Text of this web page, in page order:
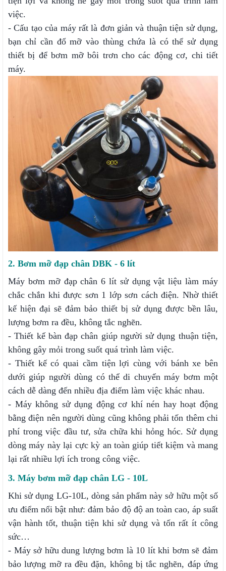
việc.
- Cấu tạo của máy rất là đơn giản và thuận tiện sử dụng,
bạn chỉ cần đổ mỡ vào thùng chứa là có thể sử dụng
thiết bị để bơm mỡ bôi trơn cho các động cơ, chi tiết
máy.
2. Bơm mỡ đạp chân DBK - 6 lít
Máy bơm mỡ đạp chân 6 lít sử dụng vật liệu làm máy
chắc chắn khi được sơn 1 lớp sơn cách điện. Nhờ thiết
kế hiện đại sẽ đảm bảo thiết bị sử dụng được bền lâu,
lượng bơm ra đều, không tắc nghẽn.
- Thiết kế bàn đạp chân giúp người sử dụng thuận tiện,
không gây mỏi trong suốt quá trình làm việc.
- Thiết kế có quai cầm tiện lợi cùng với bánh xe bên
dưới giúp người dùng có thể di chuyển máy bơm một
cách dễ dàng đến nhiều địa điểm làm việc khác nhau.
- Máy không sử dụng động cơ khí nén hay hoạt động
bằng điện nên người dùng cũng không phải tốn thêm chi
phí trong việc đầu tư, sửa chữa khi hỏng hóc. Sử dụng
dòng máy này lại cực kỳ an toàn giúp tiết kiệm và mang
lại rất nhiều lợi ích trong công việc.
3. Máy bơm mỡ đạp chân LG - 10L
Khi sử dụng LG-10L, dòng sản phẩm này sở hữu một số
ưu điểm nổi bật như: đảm bảo độ độ an toàn cao, áp suất
vận hành tốt, thuận tiện khi sử dụng và tốn rất ít công
sức…
- Máy sở hữu dung lượng bơm là 10 lít khi bơm sẽ đảm
bảo lượng mỡ ra đều đặn, không bị tắc nghẽn, đáp ứng